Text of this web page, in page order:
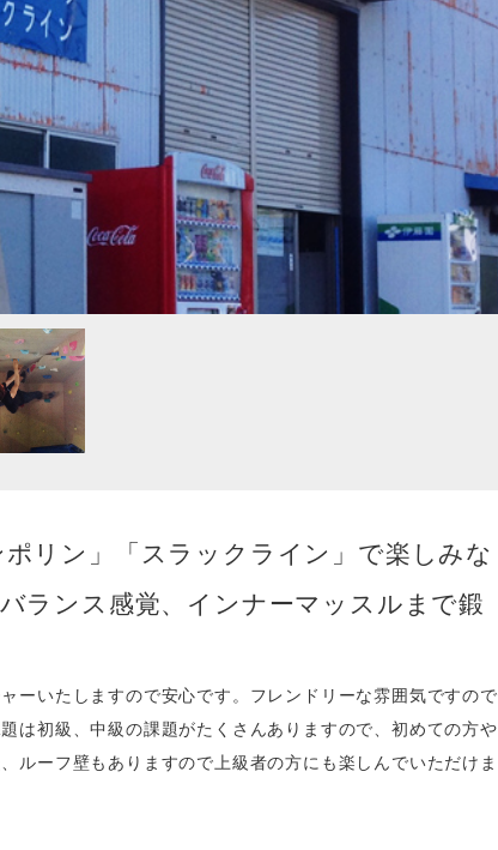
ポリン」「スラックライン」で楽しみな
ランス感覚、インナーマッスルまで鍛
ーいたしますので安心です。フレンドリーな雰囲気ですので
は初級、中級の課題がたくさんありますので、初めての方や
ルーフ壁もありますので上級者の方にも楽しんでいただけま